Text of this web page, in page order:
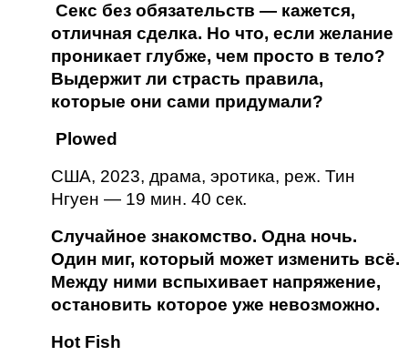
Секс без обязательств — кажется,
отличная сделка. Но что, если желание
проникает глубже, чем просто в тело?
Выдержит ли страсть правила,
которые они сами придумали?
Plowed
США, 2023, драма, эротика, реж. Тин
Нгуен — 19 мин. 40 сек.
Случайное знакомство. Одна ночь.
Один миг, который может изменить всё.
Между ними вспыхивает напряжение,
остановить которое уже невозможно.
Hot Fish